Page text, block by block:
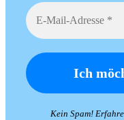
Kein Spam!